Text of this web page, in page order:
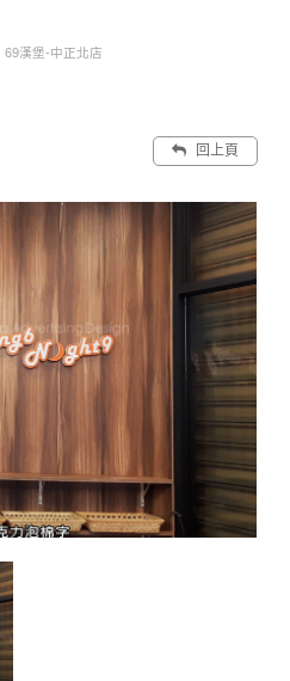
69漢堡-中正北店
回上頁